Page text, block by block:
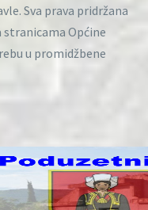
Sva prava pridržana
Općine
u promidžbene